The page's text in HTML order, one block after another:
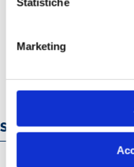
Marketing
Servizi e prodotti